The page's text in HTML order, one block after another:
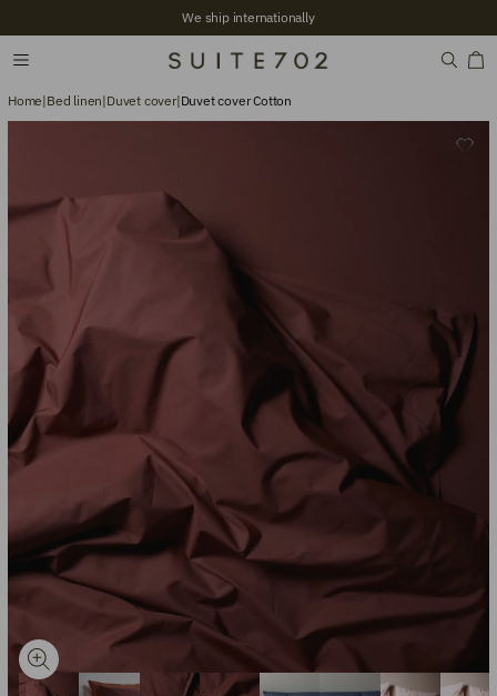
We ship internationally
Home|Bed linen|Duvet cover|Duvet cover Cotton